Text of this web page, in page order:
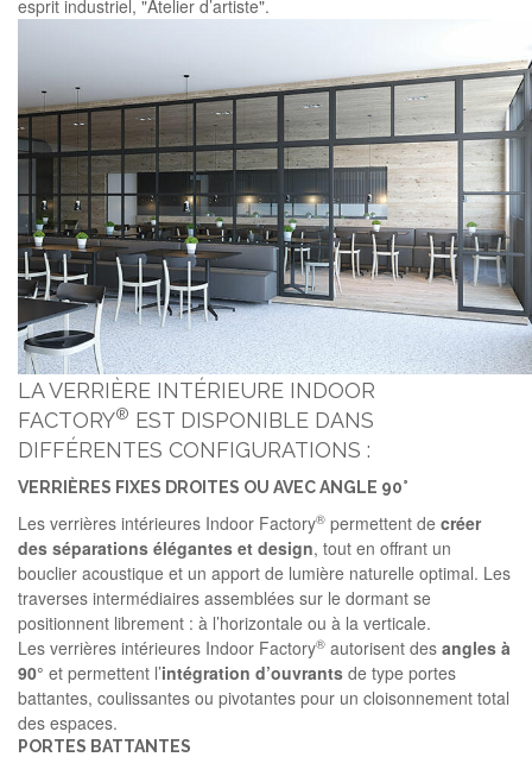
esprit industriel, "Atelier d’artiste".
LA VERRIÈRE INTÉRIEURE INDOOR
FACTORY® EST DISPONIBLE DANS
DIFFÉRENTES CONFIGURATIONS :
VERRIÈRES FIXES DROITES OU AVEC ANGLE 90°
Les verrières intérieures Indoor Factory® permettent de créer
des séparations élégantes et design, tout en offrant un
bouclier acoustique et un apport de lumière naturelle optimal. Les
traverses intermédiaires assemblées sur le dormant se
positionnent librement : à l’horizontale ou à la verticale.
Les verrières intérieures Indoor Factory® autorisent des angles à
90° et permettent l’intégration d’ouvrants de type portes
battantes, coulissantes ou pivotantes pour un cloisonnement total
des espaces.
PORTES BATTANTES